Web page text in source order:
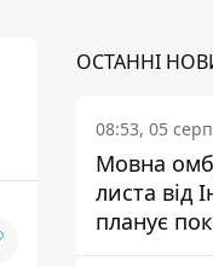
ОСТАННІ
08:53, 05
Мовна
листа від
планує